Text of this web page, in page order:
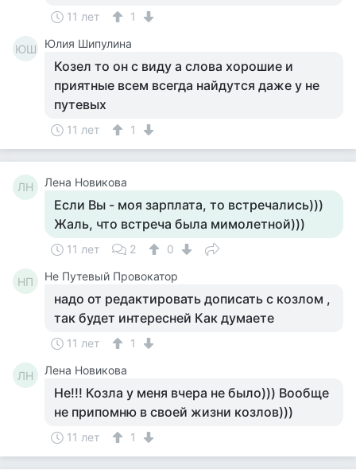
11 лет 1
ЮШ Юлия Шипулина
Козел то он с виду а слова хорошие и
приятные всем всегда найдутся даже у не
путевых
11 лет 1
ЛН Лена Новикова
Если Вы - моя зарплата, то встречались)))
Жаль, что встреча была мимолетной)))
11 лет 2 0
НП Не Путевый Провокатор
надо от редактировать дописать с козлом ,
так будет интересней Как думаете
11 лет 1
ЛН Лена Новикова
Не!!! Козла у меня вчера не было))) Вообще
не припомню в своей жизни козлов)))
11 лет 1